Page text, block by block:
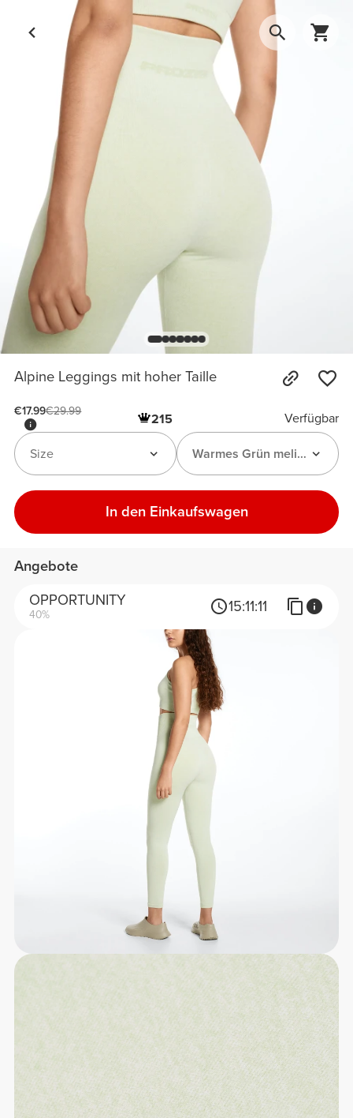
Alpine Leggings mit hoher Taille
€17.99€29.99
215 Verfügbar
Warmes Grün meliert
Size
In den Einkaufswagen
Angebote
OPPORTUNITY
40% 15:11:11